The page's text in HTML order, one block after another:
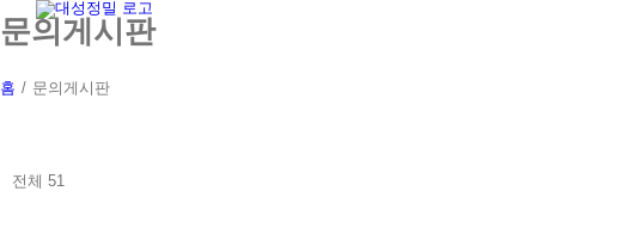
to
문의게시판
홈 / 문의게시판
전체 51